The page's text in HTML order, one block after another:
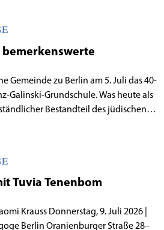
bemerkenswerte
Gemeinde zu Berlin am 5. Juli das 40-
Galinski-Grundschule. Was heute als
Bestandteil des jüdischen
in den 1980er-Jahren unter
Vor dem Hintergrund eines
entstand bereits 1983 die Idee, eine
Tuvia Tenenbom
9. Juli 2026 |